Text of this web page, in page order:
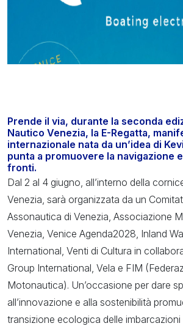
Prende il via, durante la seconda
Nautico Venezia, la E-Regatta,
internazionale nata da un’idea di
punta a promuovere la navigazione
fronti.
Dal 2 al 4 giugno, all’interno della
Venezia, sarà organizzata da un
Assonautica di Venezia, Associazione
Venezia, Venice Agenda2028, Inland
International, Venti di Cultura in
Group International, Vela e FIM
Motonautica). Un’occasione per dare
all’innovazione e alla sostenibilità
transizione ecologica delle